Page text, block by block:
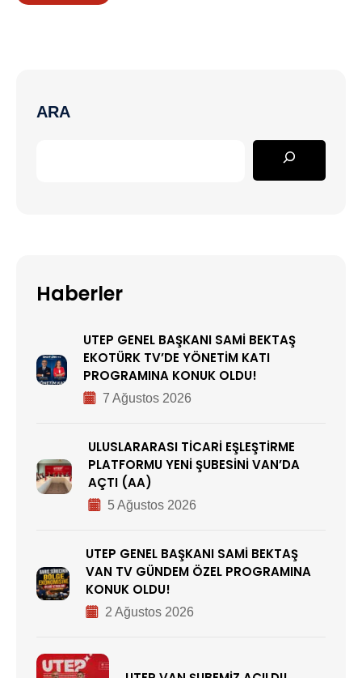
ARA
Haberler
UTEP GENEL BAŞKANI SAMİ BEKTAŞ
EKOTÜRK TV’DE YÖNETİM KATI
PROGRAMINA KONUK OLDU!
7 Ağustos 2026
ULUSLARARASI TİCARİ EŞLEŞTİRME
PLATFORMU YENİ ŞUBESİNİ VAN’DA
AÇTI (AA)
5 Ağustos 2026
UTEP GENEL BAŞKANI SAMİ BEKTAŞ
VAN TV GÜNDEM ÖZEL PROGRAMINA
KONUK OLDU!
2 Ağustos 2026